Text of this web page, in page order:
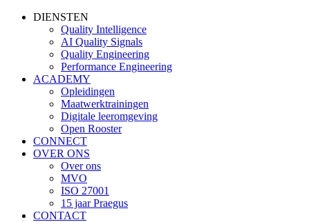
DIENSTEN
Quality Intelligence
AI Quality Signals
Quality Engineering
Performance Engineering
ACADEMY
Opleidingen
Maatwerktrainingen
Digitale leeromgeving
Open Rooster
CONNECT
OVER ONS
Over ons
MVO
ISO 27001
15 jaar Praegus
CONTACT